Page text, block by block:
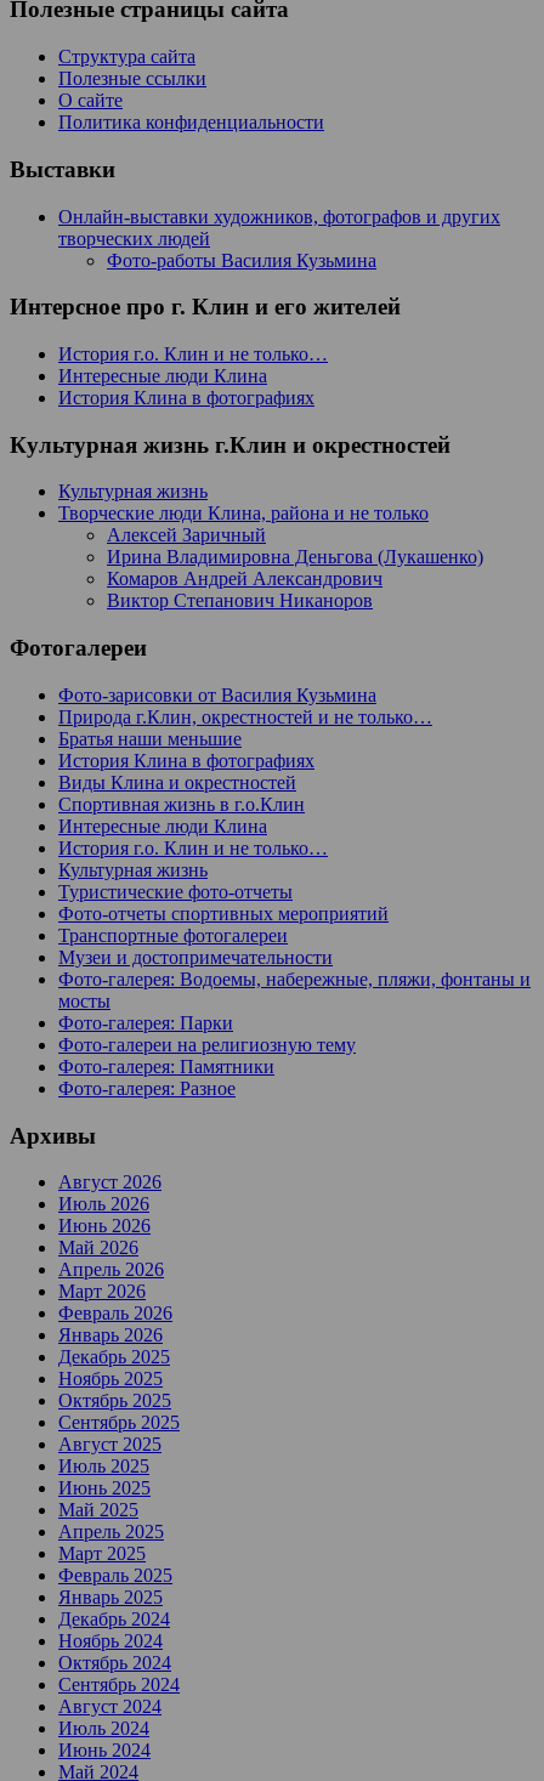
Полезные страницы сайта
Структура сайта
Полезные ссылки
О сайте
Политика конфиденциальности
Выставки
Онлайн-выставки художников, фотографов и других
творческих людей
Фото-работы Василия Кузьмина
Интерсное про г. Клин и его жителей
История г.о. Клин и не только…
Интересные люди Клина
История Клина в фотографиях
Культурная жизнь г.Клин и окрестностей
Культурная жизнь
Творческие люди Клина, района и не только
Алексей Заричный
Ирина Владимировна Деньгова (Лукашенко)
Комаров Андрей Александрович
Виктор Степанович Никаноров
Фотогалереи
Фото-зарисовки от Василия Кузьмина
Природа г.Клин, окрестностей и не только…
Братья наши меньшие
История Клина в фотографиях
Виды Клина и окрестностей
Спортивная жизнь в г.о.Клин
Интересные люди Клина
История г.о. Клин и не только…
Культурная жизнь
Туристические фото-отчеты
Фото-отчеты спортивных мероприятий
Транспортные фотогалереи
Музеи и достопримечательности
Фото-галерея: Водоемы, набережные, пляжи, фонтаны и
мосты
Фото-галерея: Парки
Фото-галереи на религиозную тему
Фото-галерея: Памятники
Фото-галерея: Разное
Архивы
Август 2026
Июль 2026
Июнь 2026
Май 2026
Апрель 2026
Март 2026
Февраль 2026
Январь 2026
Декабрь 2025
Ноябрь 2025
Октябрь 2025
Сентябрь 2025
Август 2025
Июль 2025
Июнь 2025
Май 2025
Апрель 2025
Март 2025
Февраль 2025
Январь 2025
Декабрь 2024
Ноябрь 2024
Октябрь 2024
Сентябрь 2024
Август 2024
Июль 2024
Июнь 2024
Май 2024